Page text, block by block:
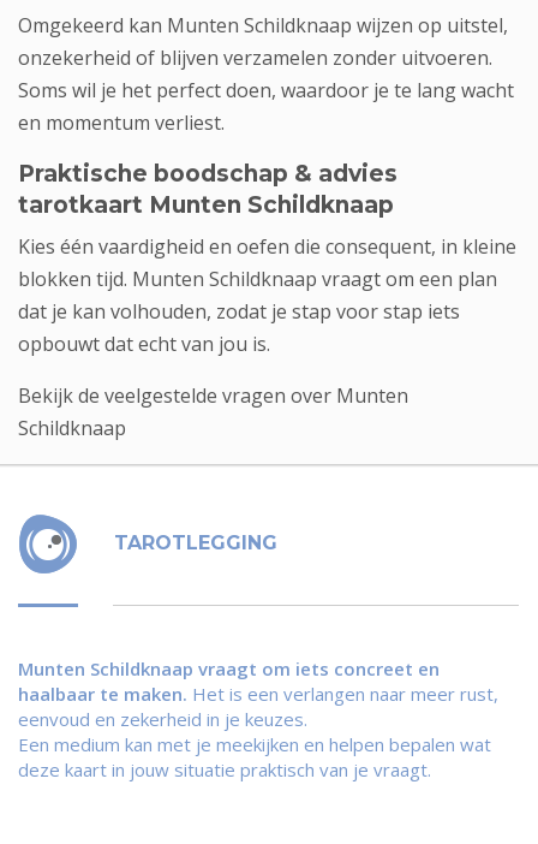
Omgekeerd kan Munten Schildknaap wijzen op uitstel,
onzekerheid of blijven verzamelen zonder uitvoeren.
Soms wil je het perfect doen, waardoor je te lang wacht
en momentum verliest.
Praktische boodschap & advies
tarotkaart Munten Schildknaap
Kies één vaardigheid en oefen die consequent, in kleine
blokken tijd. Munten Schildknaap vraagt om een plan
dat je kan volhouden, zodat je stap voor stap iets
opbouwt dat echt van jou is.
Bekijk de veelgestelde vragen over Munten
Schildknaap
TAROTLEGGING
Munten Schildknaap vraagt om iets concreet en
haalbaar te maken. Het is een verlangen naar meer rust,
eenvoud en zekerheid in je keuzes.
Een medium kan met je meekijken en helpen bepalen wat
deze kaart in jouw situatie praktisch van je vraagt.